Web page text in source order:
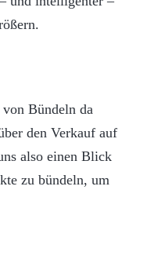
Bündeln da
den Verkauf auf
also einen Blick
zu bündeln, um